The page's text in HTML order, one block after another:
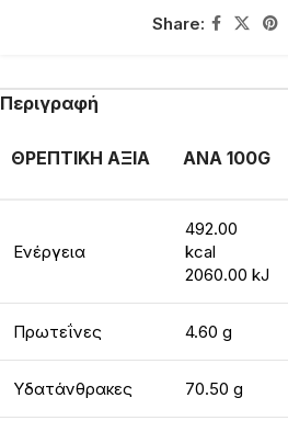
Share:
Περιγραφή
ΘΡΕΠΤΙΚΗ ΑΞΙΑ ΑΝΑ 100G
Ενέργεια
492.00
kcal
2060.00 kJ
Πρωτεΐνες 4.60 g
Υδατάνθρακες 70.50 g